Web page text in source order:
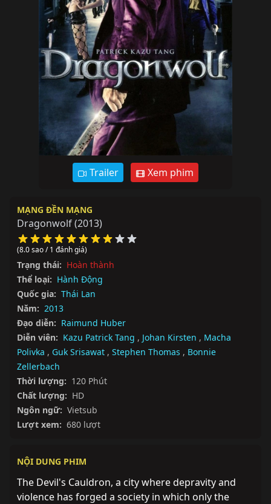
Trailer Xem phim
MẠNG ĐỀN MẠNG
Dragonwolf(2013)
(8.0 sao / 1 đánh giá)
Trạng thái: Hoàn thành
Thể loại: Hành Động
Quốc gia: Thái Lan
Năm: 2013
Đạo diễn: Raimund Huber
Diễn viên: Kazu Patrick Tang , Johan Kirsten , Macha
Polivka , Guk Srisawat , Stephen Thomas , Bonnie
Zellerbach
Thời lượng: 120 Phút
Chất lượng: HD
Ngôn ngữ: Vietsub
Lượt xem: 680 lượt
NỘI DUNG PHIM
The Devil's Cauldron, a city where depravity and
violence has forged a society in which only the